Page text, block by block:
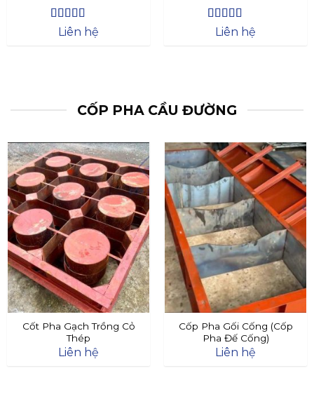
Được xếp
5
Liên hệ
Được xếp
5
Liên hệ
CỐP PHA CẦU ĐƯỜNG
Cốt Pha Gạch Trồng Cỏ
Thép
Liên hệ
Cốp Pha Gối Cống (Cốp
Pha Đế Cống)
Liên hệ